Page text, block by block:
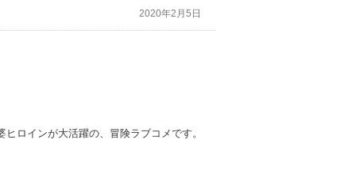
2020年2月5日
ロインが大活躍の、冒険ラブコメです。